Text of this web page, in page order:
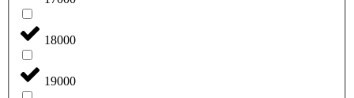
18000
19000